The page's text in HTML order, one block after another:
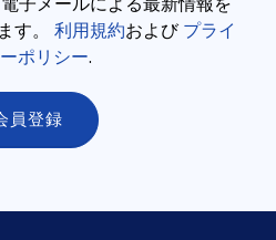
す。 利用規約およびプライ
ポリシー.